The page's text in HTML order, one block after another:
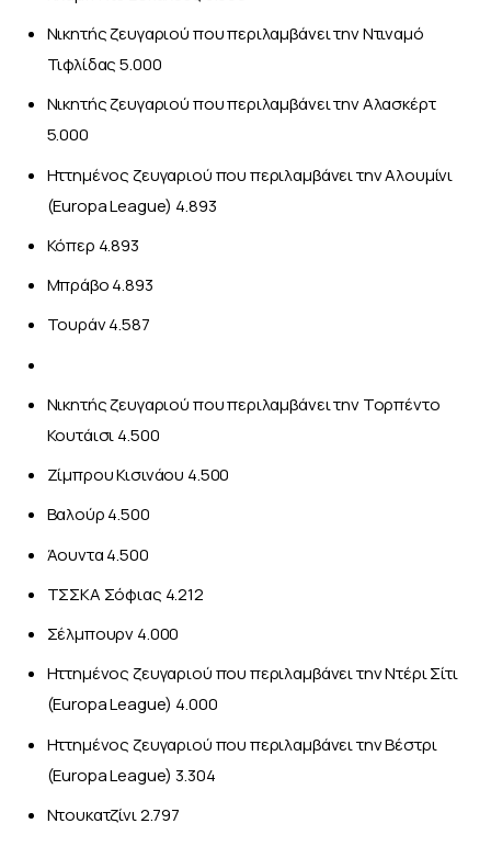
Νικητής ζευγαριού που περιλαμβάνει την Ντιναμό
Τιφλίδας 5.000
Νικητής ζευγαριού που περιλαμβάνει την Αλασκέρτ
5.000
Ηττημένος ζευγαριού που περιλαμβάνει την Αλουμίνι
(Europa League) 4.893
Κόπερ 4.893
Μπράβο 4.893
Τουράν 4.587
Νικητής ζευγαριού που περιλαμβάνει την Τορπέντο
Κουτάισι 4.500
Ζίμπρου Κισινάου 4.500
Βαλούρ 4.500
Άουντα 4.500
ΤΣΣΚΑ Σόφιας 4.212
Σέλμπουρν 4.000
Ηττημένος ζευγαριού που περιλαμβάνει την Ντέρι Σίτι
(Europa League) 4.000
Ηττημένος ζευγαριού που περιλαμβάνει την Βέστρι
(Europa League) 3.304
Ντουκατζίνι 2.797